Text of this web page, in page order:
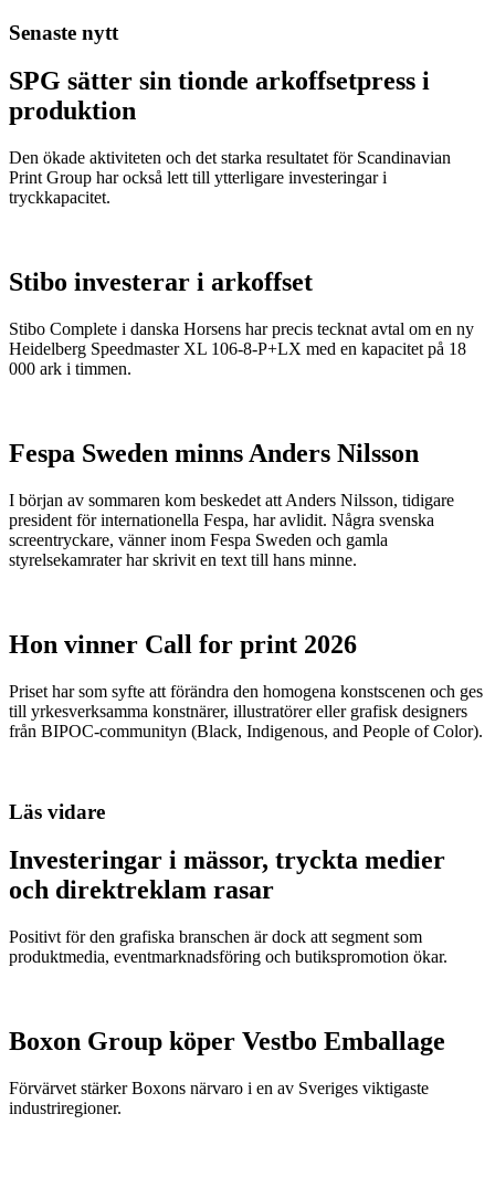
Senaste nytt
SPG sätter sin tionde arkoffsetpress i
produktion
Den ökade aktiviteten och det starka resultatet för Scandinavian
Print Group har också lett till ytterligare investeringar i
tryckkapacitet.
Stibo investerar i arkoffset
Stibo Complete i danska Horsens har precis tecknat avtal om en ny
Heidelberg Speedmaster XL 106-8-P+LX med en kapacitet på 18
000 ark i timmen.
Fespa Sweden minns Anders Nilsson
I början av sommaren kom beskedet att Anders Nilsson, tidigare
president för internationella Fespa, har avlidit. Några svenska
screentryckare, vänner inom Fespa Sweden och gamla
styrelsekamrater har skrivit en text till hans minne.
Hon vinner Call for print 2026
Priset har som syfte att förändra den homogena konstscenen och ges
till yrkesverksamma konstnärer, illustratörer eller grafisk designers
från BIPOC-communityn (Black, Indigenous, and People of Color).
Läs vidare
Investeringar i mässor, tryckta medier
och direktreklam rasar
Positivt för den grafiska branschen är dock att segment som
produktmedia, eventmarknadsföring och butikspromotion ökar.
Boxon Group köper Vestbo Emballage
Förvärvet stärker Boxons närvaro i en av Sveriges viktigaste
industriregioner.